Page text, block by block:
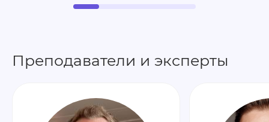
Преподаватели и эксперты